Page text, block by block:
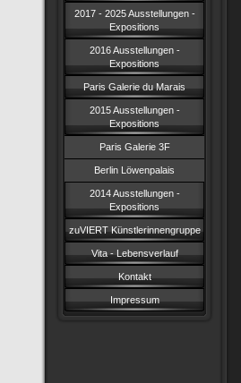
2017 - 2025 Ausstellungen -
Expositions
2016 Ausstellungen -
Expositions
Paris Galerie du Marais
2015 Ausstellungen -
Expositions
Paris Galerie 3F
Berlin Löwenpalais
2014 Ausstellungen -
Expositions
zuVIERT Künstlerinnengruppe
Vita - Lebensverlauf
Kontakt
Impressum